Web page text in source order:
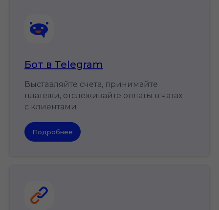
Бот в Telegram
Выставляйте счета, принимайте
платежи, отслеживайте оплаты в чатах
с клиентами
Подробнее